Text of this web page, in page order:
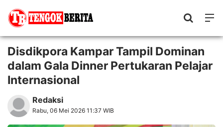
Disdikpora Kampar Tampil Dominan
dalam Gala Dinner Pertukaran Pelajar
Internasional
Redaksi
Rabu, 06 Mei 2026 11:37 WIB